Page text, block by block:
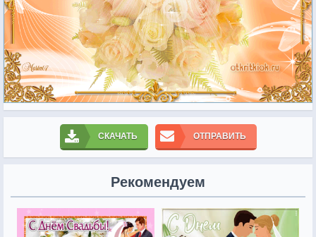
СКАЧАТЬ ОТПРАВИТЬ
Рекомендуем